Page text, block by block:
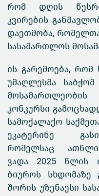
რომ დღის
კვირების
დაეთმობა,
სასამართლოს
ის გარემოება, რომ
უმაღლესმა
მოსამართლეობის
კონკურსი
სამოქალაქო
ეკატერინე
რომელსაც
ვადა 2025 წლის
ბიუროს სხდომაზე
შორის უზენაესი